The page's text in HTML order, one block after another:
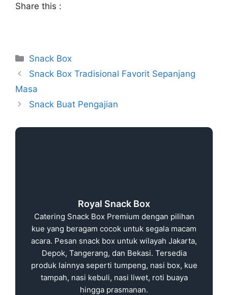
Share this :
Snack Box
Snack Box Tradisional Favorit Sepanjang
Masa
Snack Buat Pengajian
Royal Snack Box
Catering Snack Box Premium dengan pilihan
kue yang beragam cocok untuk segala macam
acara. Pesan snack box untuk wilayah Jakarta,
Depok, Tangerang, dan Bekasi. Tersedia
produk lainnya seperti tumpeng, nasi box, kue
tampah, nasi kebuli, nasi liwet, roti buaya
hingga prasmanan.